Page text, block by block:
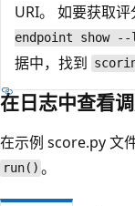
URI。 如要获取
endpoint show --
据中，找到
在日志中查看
在示例 score.py 文件
run() 。